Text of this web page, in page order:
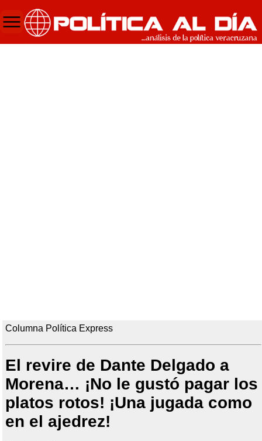
Columna Política Express
El revire de Dante Delgado a
Morena… ¡No le gustó pagar los
platos rotos! ¡Una jugada como
en el ajedrez!